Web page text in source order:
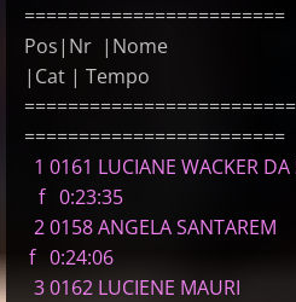
========================
Pos|Nr
|Cat | Tempo
========================
1 0161 LUCIANE
f 0:23:35
2 0158 ANGELA
f 0:24:06
3 0162